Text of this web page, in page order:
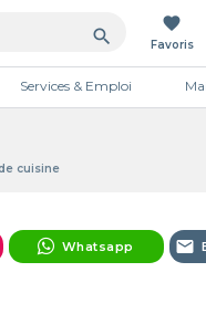
search
favorite
Favoris
Services & Emploi
cuisine
Whatsapp email